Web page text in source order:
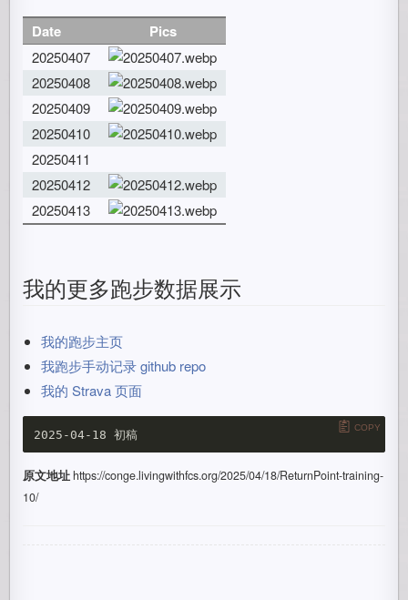
Date Pics
20250407
20250408
20250409
20250410
20250411
20250412
20250413
我的更多跑步数据展示
我的跑步主页
我跑步手动记录 github repo
我的 Strava 页面
COPY
原文地址https://conge.livingwithfcs.org/2025/04/18/ReturnPoint-training-
10/